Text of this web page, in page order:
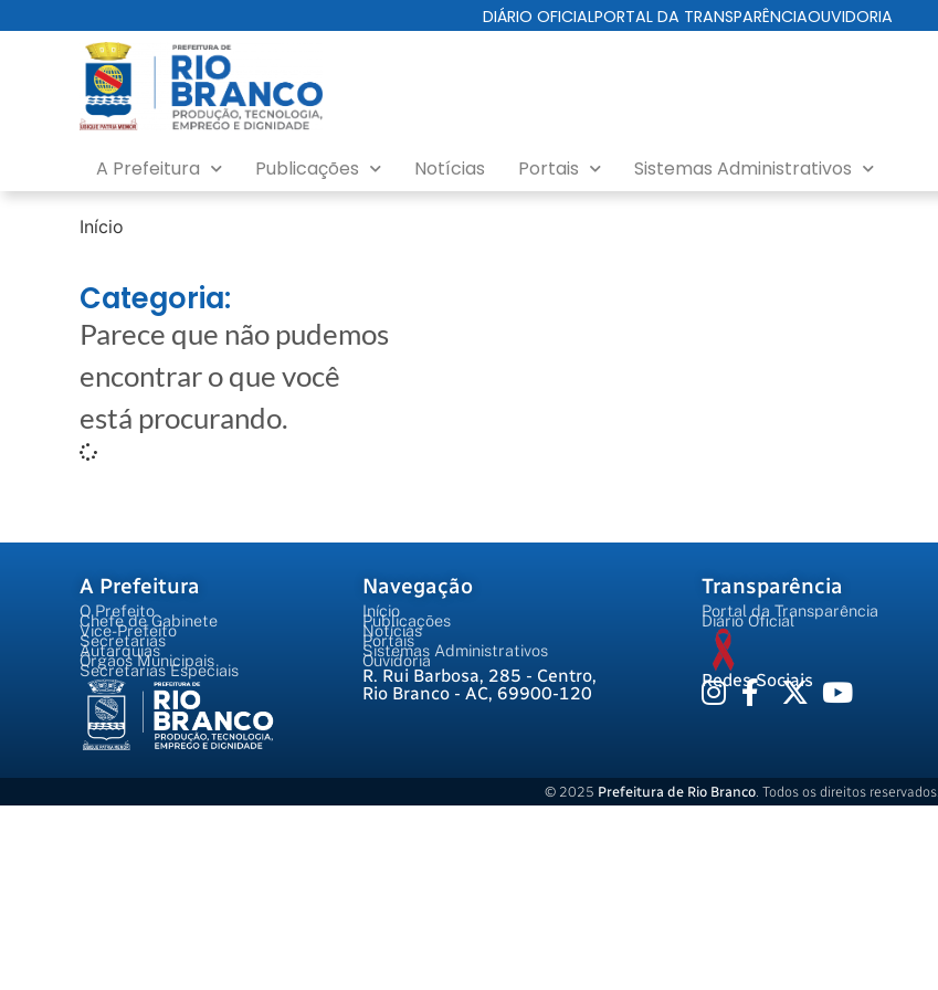
DIÁRIO OFICIALPORTAL DA TRANSPARÊNCIAOUVIDORIA
A Prefeitura Publicações Notícias Portais Sistemas Administrativos
Início
Categoria:
Parece que não pudemos
encontrar o que você
está procurando.
A Prefeitura
O Prefeito
Chefe de Gabinete
Vice-Prefeito
Secretarias
Autarquias
Órgãos Municipais
Secretarias Especiais
Navegação
Início
Publicações
Notícias
Portais
Sistemas Administrativos
Ouvidoria
R. Rui Barbosa, 285 - Centro,
Rio Branco - AC, 69900-120
Transparência
Portal da Transparência
Diário Oficial
Redes Sociais
© 2025 Prefeitura de Rio Branco . Todos os direitos reservados.